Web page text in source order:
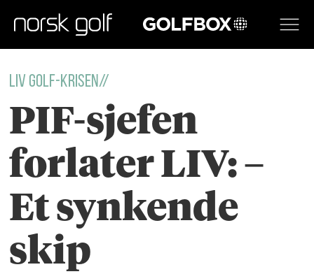
GOLFBOX
LIV GOLF-KRISEN//
PIF-sjefen
forlater LIV: –
Et synkende
skip